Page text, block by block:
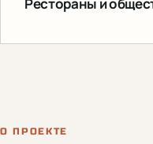
О ПРОЕКТЕ